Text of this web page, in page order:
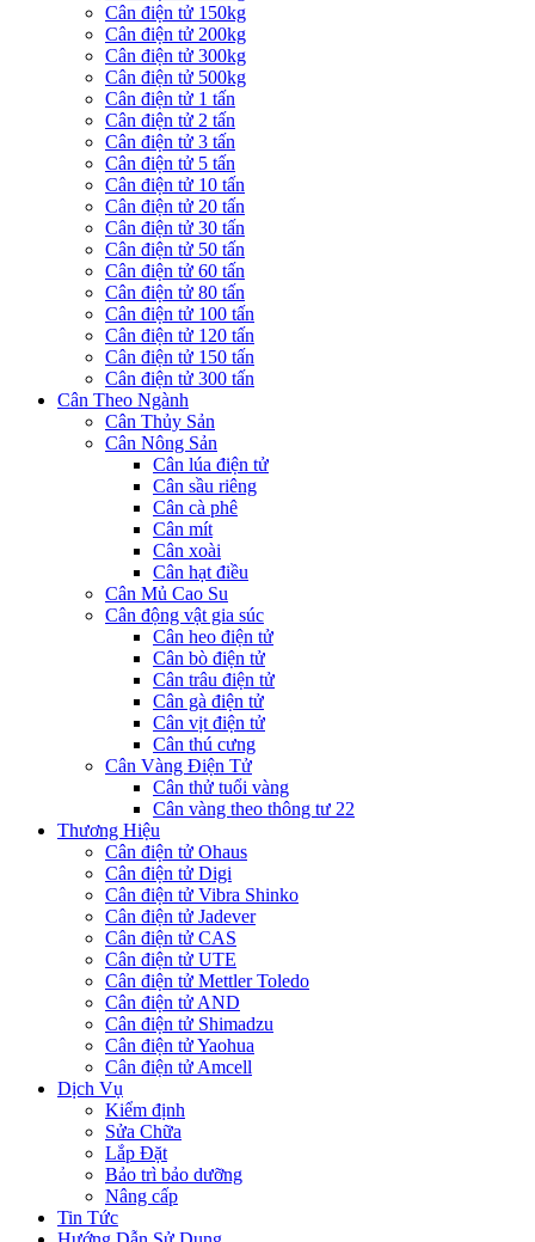
Cân điện tử 150kg
Cân điện tử 200kg
Cân điện tử 300kg
Cân điện tử 500kg
Cân điện tử 1 tấn
Cân điện tử 2 tấn
Cân điện tử 3 tấn
Cân điện tử 5 tấn
Cân điện tử 10 tấn
Cân điện tử 20 tấn
Cân điện tử 30 tấn
Cân điện tử 50 tấn
Cân điện tử 60 tấn
Cân điện tử 80 tấn
Cân điện tử 100 tấn
Cân điện tử 120 tấn
Cân điện tử 150 tấn
Cân điện tử 300 tấn
Cân Theo Ngành
Cân Thủy Sản
Cân Nông Sản
Cân lúa điện tử
Cân sầu riêng
Cân cà phê
Cân mít
Cân xoài
Cân hạt điều
Cân Mủ Cao Su
Cân động vật gia súc
Cân heo điện tử
Cân bò điện tử
Cân trâu điện tử
Cân gà điện tử
Cân vịt điện tử
Cân thú cưng
Cân Vàng Điện Tử
Cân thử tuổi vàng
Cân vàng theo thông tư 22
Thương Hiệu
Cân điện tử Ohaus
Cân điện tử Digi
Cân điện tử Vibra Shinko
Cân điện tử Jadever
Cân điện tử CAS
Cân điện tử UTE
Cân điện tử Mettler Toledo
Cân điện tử AND
Cân điện tử Shimadzu
Cân điện tử Yaohua
Cân điện tử Amcell
Dịch Vụ
Kiểm định
Sửa Chữa
Lắp Đặt
Bảo trì bảo dưỡng
Nâng cấp
Tin Tức